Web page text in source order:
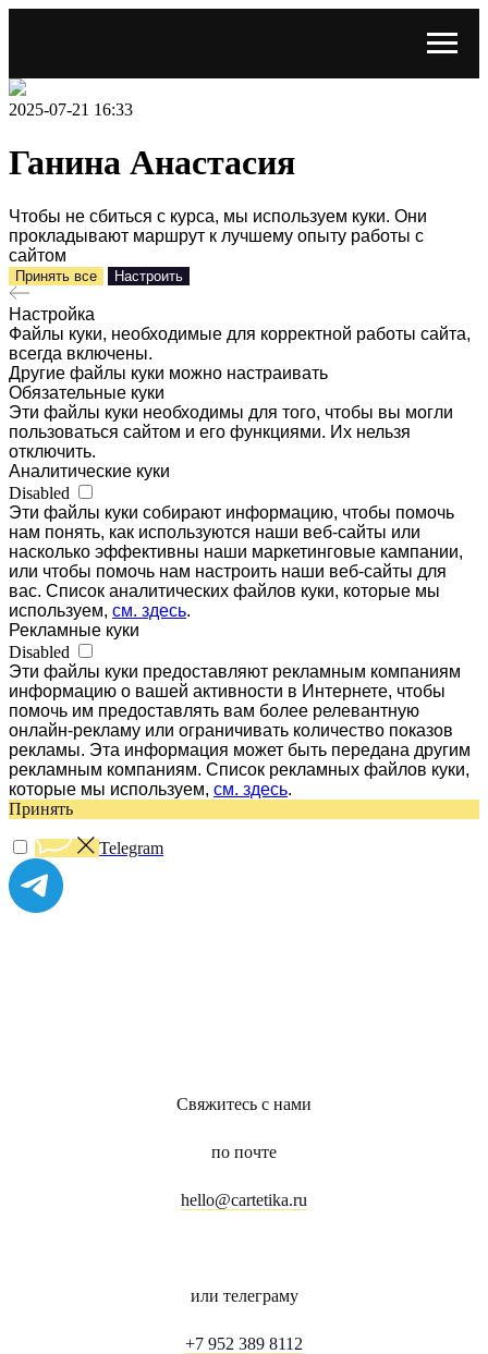
2025-07-21 16:33
Ганина Анастасия
Чтобы не сбиться с курса, мы используем куки. Они
прокладывают маршрут к лучшему опыту работы с
сайтом
Принять все Настроить
Настройка
Файлы куки, необходимые для корректной работы сайта,
всегда включены.
Другие файлы куки можно настраивать
Обязательные куки
Эти файлы куки необходимы для того, чтобы вы могли
пользоваться сайтом и его функциями. Их нельзя
отключить.
Аналитические куки
Disabled
Эти файлы куки собирают информацию, чтобы помочь
нам понять, как используются наши веб-сайты или
насколько эффективны наши маркетинговые кампании,
или чтобы помочь нам настроить наши веб-сайты для
вас. Список аналитических файлов куки, которые мы
используем, см. здесь.
Рекламные куки
Disabled
Эти файлы куки предоставляют рекламным компаниям
информацию о вашей активности в Интернете, чтобы
помочь им предоставлять вам более релевантную
онлайн-рекламу или ограничивать количество показов
рекламы. Эта информация может быть передана другим
рекламным компаниям. Список рекламных файлов куки,
которые мы используем, см. здесь.
Принять
Telegram
Свяжитесь с нами
по почте
hello@cartetika.ru
или телеграму
+7 952 389 8112